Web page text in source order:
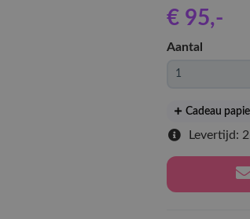
€ 95,-
Aantal
Cadeau
Levertijd: